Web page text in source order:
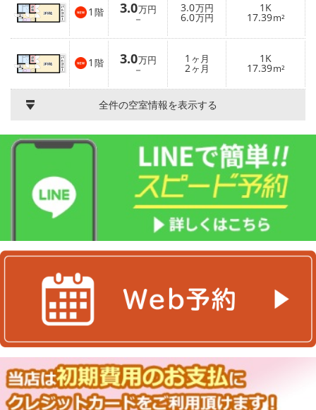
1 階 3.0万円
－
3.0万円
6.0万円
1K
17.39m²
1 階 3.0万円
－
1 ヶ月
2ヶ月
1K
17.39m²
全件の空室情報を表示する